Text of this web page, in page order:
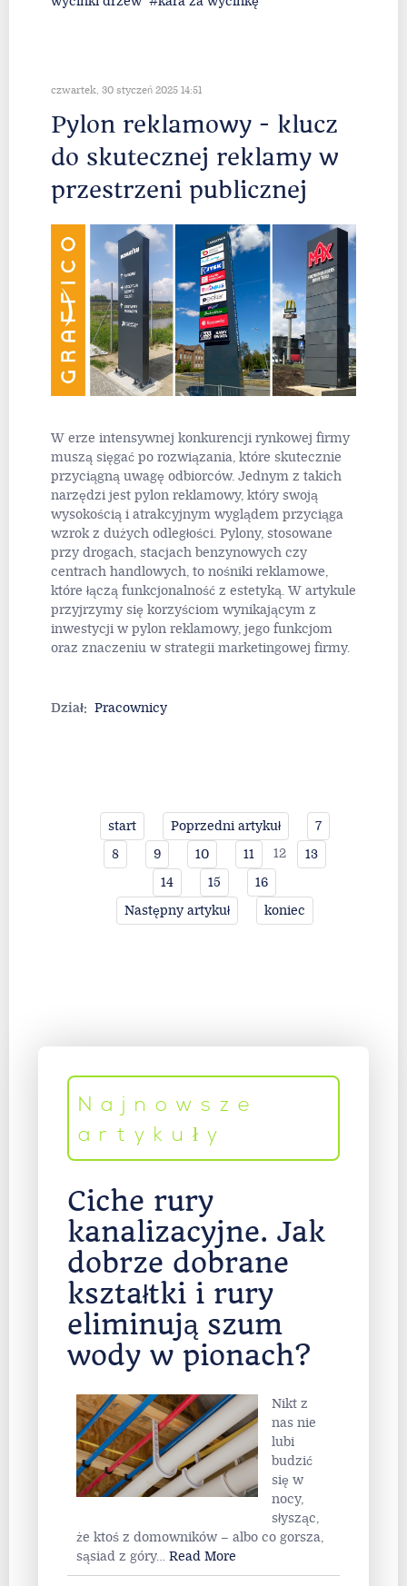
czwartek, 30 styczeń 2025 14:51
Pylon reklamowy - klucz
do skutecznej reklamy w
przestrzeni publicznej
W erze intensywnej konkurencji rynkowej firmy
muszą sięgać po rozwiązania, które skutecznie
przyciągną uwagę odbiorców. Jednym z takich
narzędzi jest pylon reklamowy, który swoją
wysokością i atrakcyjnym wyglądem przyciąga
wzrok z dużych odległości. Pylony, stosowane
przy drogach, stacjach benzynowych czy
centrach handlowych, to nośniki reklamowe,
które łączą funkcjonalność z estetyką. W artykule
przyjrzymy się korzyściom wynikającym z
inwestycji w pylon reklamowy, jego funkcjom
oraz znaczeniu w strategii marketingowej firmy.
Dział: Pracownicy
start Poprzedni artykuł
7
8
9 10 11 12
13
14
15
16
Następny artykuł
koniec
Najnowsze
artykuły
Ciche rury
kanalizacyjne. Jak
dobrze dobrane
kształtki i rury
eliminują szum
wody w pionach?
Nikt z
nas nie
lubi
budzić
się w
nocy,
słysząc,
że ktoś z domowników – albo co gorsza,
sąsiad z góry… Read More